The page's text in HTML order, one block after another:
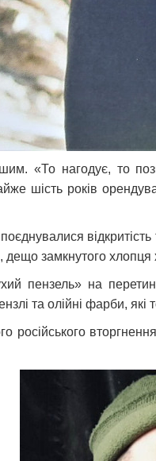
«То нагодує, то
шість років
відкритість
замкнутого
пензель» на
та олійні фарби,
російського